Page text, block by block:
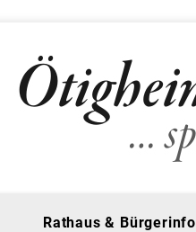
Rathaus & Bürgerinfo